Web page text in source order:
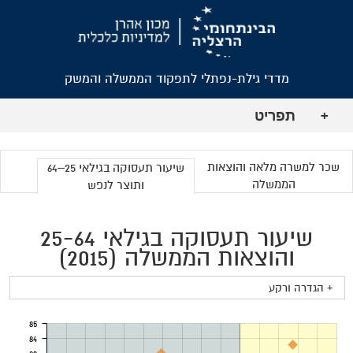
מדדי גילת-נפתלי לתפקוד הממשלה והמשק
+ תפריט
שכר למשרה מלאה והוצאות
הממשלה
שיעור תעסוקה בגילאי 25–64
ותוצר לנפש
שיעור תעסוקה בגילאי 25-64
והוצאות הממשלה (2015)
+ הגדרה ורקע
84
85